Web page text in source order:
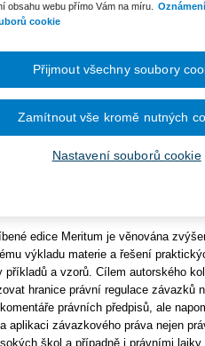
E-kniha
978-80-7676-124-7
Obchodní závazky reaguje na
úpravy závazků po rekodifikaci
edice Meritum je věnována
výkladu materie a řešení
příkladů a vzorů. Cílem autorského
hranice právní regulace závazků
právních předpisů, ale
aplikaci závazkového práva nejen
škol a případně i právními laiky.
obsahu webu přímo Vám na míru.
cookie
Nastavení souborů cookie
Zamítnout vše kromě nutných
Přijmout všechny soubory